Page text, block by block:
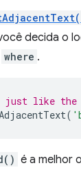
decida o
where .
just like the
(
é a melhor